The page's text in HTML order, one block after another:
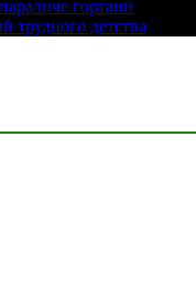
гортани
трудного детства